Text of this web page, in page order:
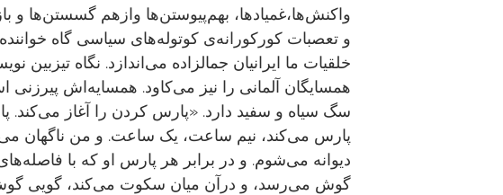
واکنش‌ها،غمیاد‌ها، بهم‌پیوستن‌ها وازهم گسستن‌ها و
و تعصبات کورکورانه‌ی کوتوله‌های سیاسی گاه خواننده
خلقیات ما ایرانیان جمالزاده می‌اندازد. نگاه تیزبین
همسایگان آلمانی را نیز می‌کاود. همسایه‌اش
سگ سیاه و سفید دارد. «پارس کردن را آغاز می‌کند.
پارس می‌کند، نیم ‌ساعت، یک ساعت. و من ناگهان
دیوانه می‌شوم. و در برابر هر پارس او که با
گوش ‌‌‌‌‌‌‌‌‌‌‌‌‌‌‌می‌رسد، و درآن میان سکوت می‌کند، گویی